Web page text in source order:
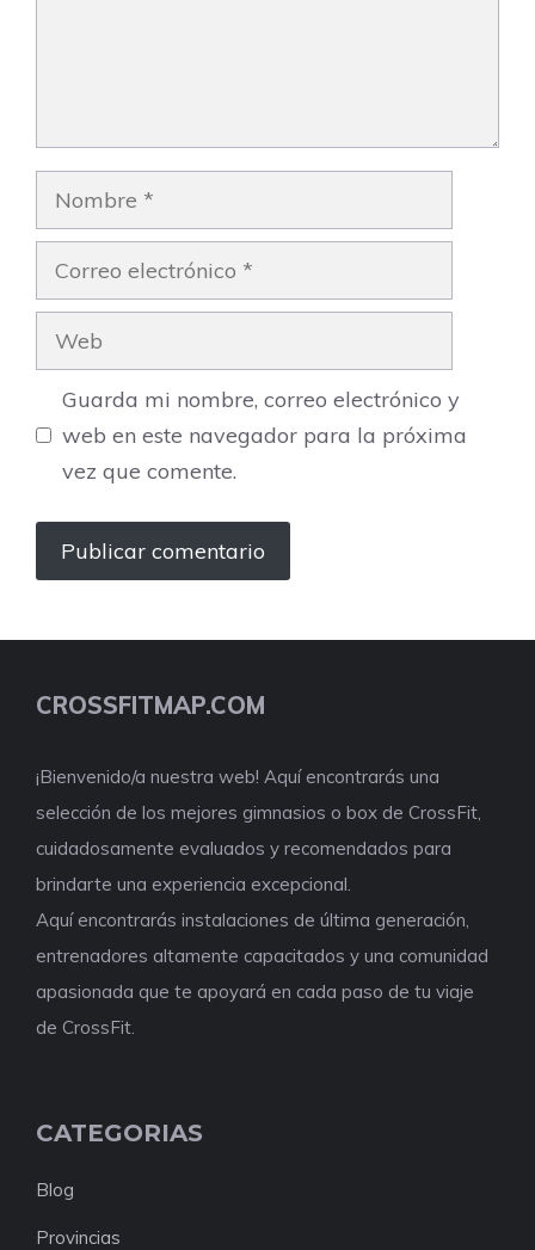
Nombre
electrónico
Guarda mi nombre, correo electrónico y
web en este navegador para la próxima
vez que comente.
CROSSFITMAP.COM
¡Bienvenido/a nuestra web! Aquí encontrarás una
selección de los mejores gimnasios o box de CrossFit,
cuidadosamente evaluados y recomendados para
brindarte una experiencia excepcional.
Aquí encontrarás instalaciones de última generación,
entrenadores altamente capacitados y una comunidad
apasionada que te apoyará en cada paso de tu viaje
de CrossFit.
CATEGORIAS
Blog
Provincias